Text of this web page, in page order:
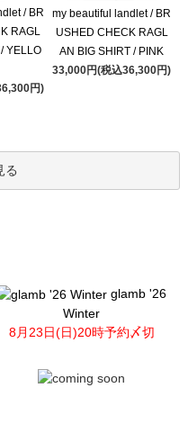
/ BR
RAGL
YELLO
円)
my beautiful landlet / BR
USHED CHECK RAGL
AN BIG SHIRT / PINK
33,000円(税込36,300円)
る
glamb '26
Winter
8月23日(日)20時予約〆切